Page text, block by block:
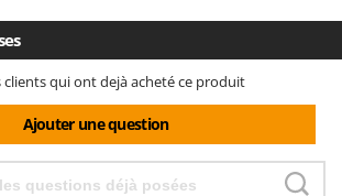
tracteur
- intérieur pour pizza et cuisine
pour tracteur
clients qui ont dejà acheté ce produit
Ajouter une question